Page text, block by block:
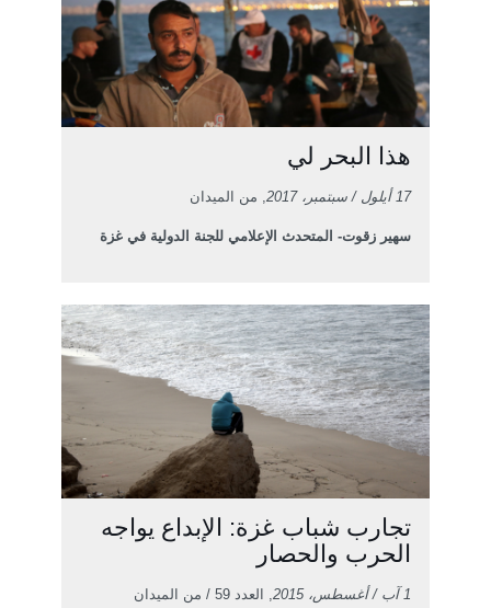
هذا البحر لي
17 أيلول / سبتمبر، 2017 , من الميدان
سهير زقوت- المتحدث الإعلامي للجنة الدولية في غزة
تجارب شباب غزة: الإبداع يواجه
الحرب والحصار
1 آب / أغسطس، 2015 , العدد 59 / من الميدان